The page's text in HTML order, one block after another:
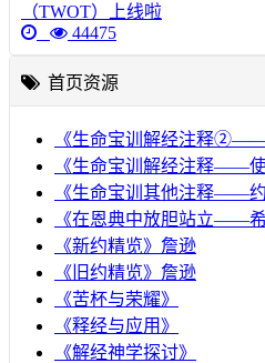
（TWOT）上线啦
44475
首页资源
《生命宝训解经注释②——
《生命宝训解经注释——
《生命宝训其他注释——约
《在恩典中放胆站立——希
《新约精览》詹逊
《旧约精览》詹逊
《苦杯与荣耀》
《释经与应用》
《解经神学探讨》